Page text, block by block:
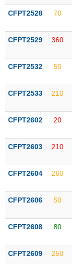
Trạng
cổ
Quy
thị
Niêm
Niêm
mới
yết
bổ
Hủy
CFPT2528 70
CFPT2529 360
CFPT2532 50
CFPT2533 210
CFPT2602 20
CFPT2603 210
CFPT2604 260
CFPT2606 50
CFPT2608 80
CFPT2609 250
NGÀNH
CỔ
PHÁI
PHIẾU